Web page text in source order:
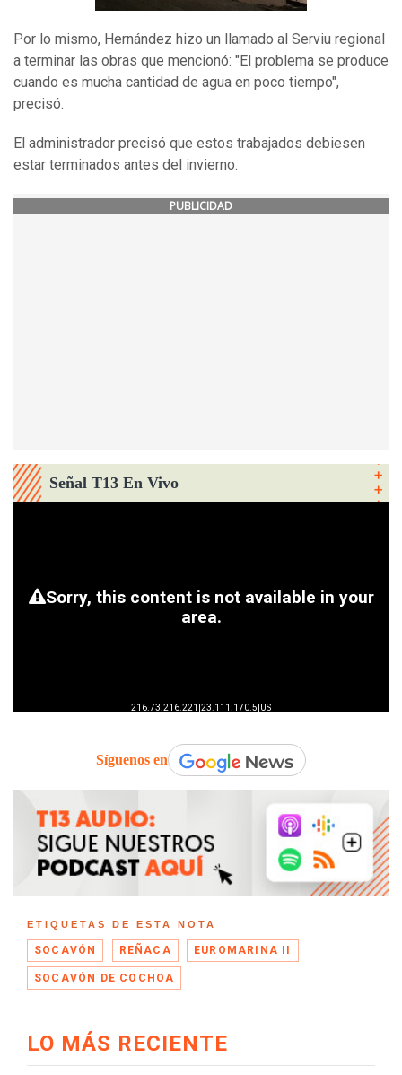
Por lo mismo, Hernández hizo un llamado al Serviu regional
a terminar las obras que mencionó: "El problema se produce
cuando es mucha cantidad de agua en poco tiempo",
precisó.
El administrador precisó que estos trabajados debiesen
estar terminados antes del invierno.
PUBLICIDAD
Señal T13 En Vivo
Síguenos en
ETIQUETAS DE ESTA NOTA
SOCAVÓN REÑACA EUROMARINA II
SOCAVÓN DE COCHOA
LO MÁS RECIENTE